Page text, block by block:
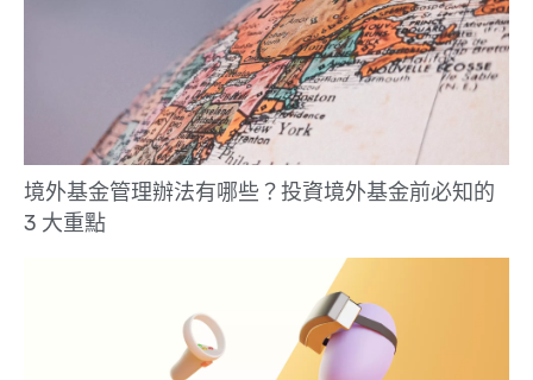
境外基金管理辦法有哪些？投資境外基金前必知的
3 大重點